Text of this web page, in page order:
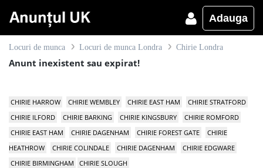
Adauga
Locuri de munca Locuri de munca Londra Chirie Londra
Anunt inexistent sau expirat!
CHIRIE HARROW CHIRIE WEMBLEY CHIRIE EAST HAM
CHIRIE STRATFORD
CHIRIE ILFORD
CHIRIE BARKING CHIRIE KINGSBURY
CHIRIE ROMFORD
CHIRIE EAST HAM
CHIRIE DAGENHAM CHIRIE FOREST GATE
CHIRIE
HEATHROW
CHIRIE COLINDALE CHIRIE DAGENHAM
CHIRIE EDGWARE
CHIRIE BIRMINGHAM
CHIRIE SLOUGH